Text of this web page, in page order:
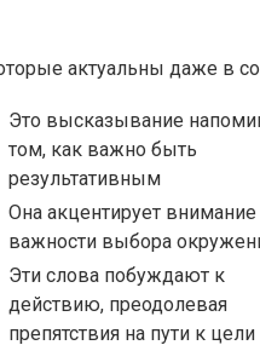
актуальны даже в
Это высказывание
том, как важно быть
результативным
Она акцентирует внимание
важности выбора
Эти слова побуждают к
действию, преодолевая
препятствия на пути к цели